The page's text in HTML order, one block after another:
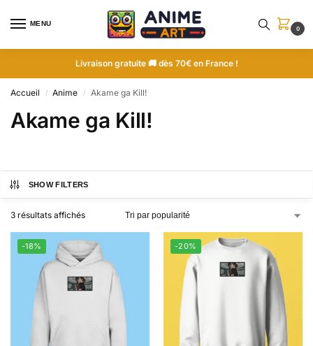
MENU
0
Livraison gratuite 🚚 dès 70€ en France !
Accueil / Anime / Akame ga Kill!
Akame ga Kill!
SHOW FILTERS
3 résultats affichés
-18% -20%